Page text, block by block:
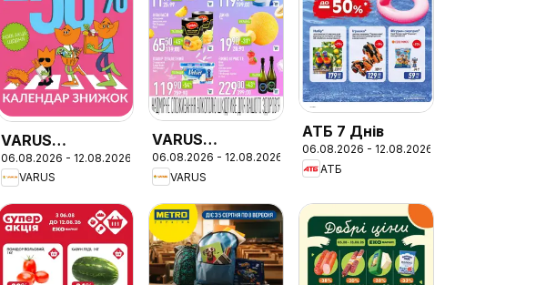
VARUS
Календар
знижок
06.08.2026 - 12.08.2026
VARUS
VARUS
Різномаїжжя
щодня
06.08.2026 - 12.08.2026
VARUS
АТБ 7 Днів
06.08.2026 - 12.08.2026
АТБ